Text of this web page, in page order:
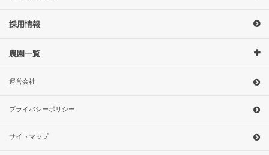
採用情報
農園一覧
運営会社
プライバシーポリシー
サイトマップ